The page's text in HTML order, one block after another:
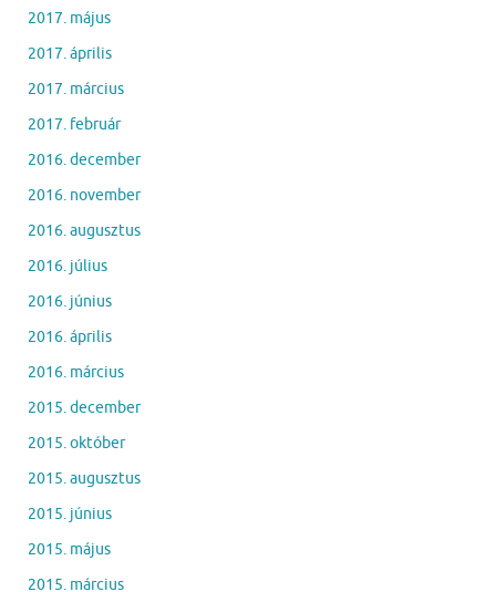
2017. május
2017. április
2017. március
2017. február
2016. december
2016. november
2016. augusztus
2016. július
2016. június
2016. április
2016. március
2015. december
2015. október
2015. augusztus
2015. június
2015. május
2015. március